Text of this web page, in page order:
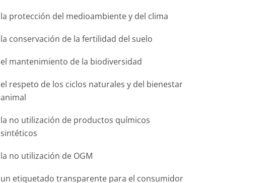
la protección del medioambiente y del clima
la conservación de la fertilidad del suelo
el mantenimiento de la biodiversidad
el respeto de los ciclos naturales y del bienestar
animal
la no utilización de productos químicos
sintéticos
la no utilización de OGM
un etiquetado transparente para el consumidor